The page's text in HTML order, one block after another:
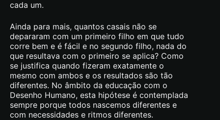
cada um.
Ainda para mais, quantos casais não se
depararam com um primeiro filho em que tudo
corre bem e é fácil e no segundo filho, nada do
que resultava com o primeiro se aplica? Como
se justifica quando fizeram exatamente o
mesmo com ambos e os resultados são tão
diferentes. No âmbito da educação com o
Desenho Humano, esta hipótese é contemplada
sempre porque todos nascemos diferentes e
com necessidades e ritmos diferentes.